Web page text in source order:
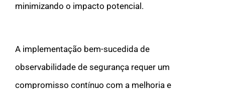
minimizando o impacto potencial.
A implementação bem-sucedida de
observabilidade de segurança requer um
compromisso contínuo com a melhoria e